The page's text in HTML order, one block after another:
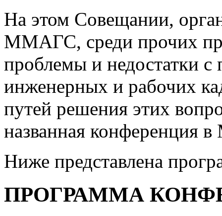
На этом Совещании,
ММАГС, среди прочих
проблемы и недостатки
инженерных и рабочих
путей решения этих
названная конференция
Ниже представлена
ПРОГРАММА